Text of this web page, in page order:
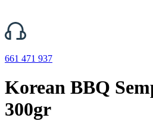
661 471 937
Korean BBQ
300gr